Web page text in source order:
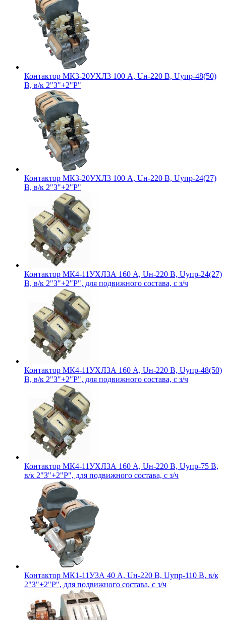
Контактор МК3-20УХЛ3 100 А, Uн-220 В, Uупр-48(50)
В, в/к 2"З"+2"Р"
Контактор МК3-20УХЛ3 100 А, Uн-220 В, Uупр-24(27)
В, в/к 2"З"+2"Р"
Контактор МК4-11УХЛ3А 160 А, Uн-220 В, Uупр-24(27)
В, в/к 2"З"+2"Р", для подвижного состава, с з/ч
Контактор МК4-11УХЛ3А 160 А, Uн-220 В, Uупр-48(50)
В, в/к 2"З"+2"Р", для подвижного состава, с з/ч
Контактор МК4-11УХЛ3А 160 А, Uн-220 В, Uупр-75 В,
в/к 2"З"+2"Р", для подвижного состава, с з/ч
Контактор МК1-11У3А 40 А, Uн-220 В, Uупр-110 В, в/к
2"З"+2"Р", для подвижного состава, с з/ч